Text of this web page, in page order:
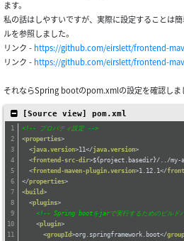
ます。
私の話はしやすいですが、実際に設定することは
ルを参照しました。
リンク - https://github.com/eirslett/frontend-
リンク - https://github.com/eirslett/frontend-
それならSpring bootのpom.xmlの設定を確認しま
[Source view] pom.xml
<!-- プロパティ設定 -->
<properties>
<java.version>11</java.version>
<frontend-src-dir>${project.basedir}/../my-
<frontend-maven-plugin.version>1.12.1</
</properties>
< build>
<plugins>
<!-- Spring bootをjarで実行するためのビルド
<plugin>
<groupId>org.springframework.boot</